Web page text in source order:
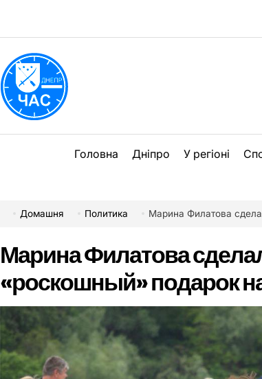
Головна Дніпро У регіоні
Домашня Политика Марина Филатова
Марина Филатова
«роскошный» подарок